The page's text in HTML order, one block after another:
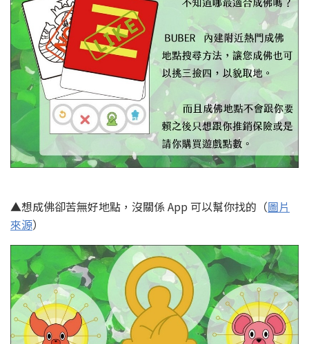
▲想成佛卻苦無好地點，沒關係 App 可以幫你找的（圖片
來源）